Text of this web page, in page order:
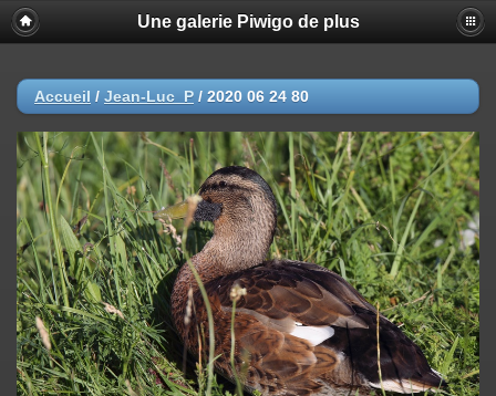
Une galerie Piwigo de plus
Accueil / Jean-Luc_P / 2020 06 24 80